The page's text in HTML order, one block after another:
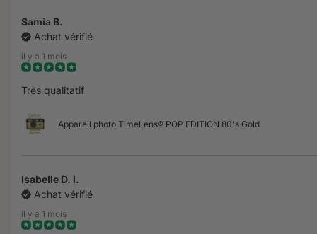
Samia B.
Achat vérifié
il y a 1 mois
Très qualitatif
Appareil photo TimeLens® POP EDITION 80's Gold
Isabelle D. l.
Achat vérifié
il y a 1 mois